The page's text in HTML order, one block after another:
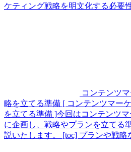
ケティング戦略を明文化する必要
コンテンツ
略を立てる準備 [ コンテンツマー
を立てる準備 ]今回はコンテンツ
に企画し、戦略やプランを立てる
説いたします。 [toc] プランや戦略